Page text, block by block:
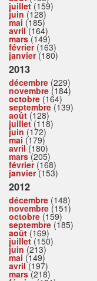
juillet(159)
juin (128)
mai (185)
avril(164)
mars(149)
février(163)
janvier(180)
2013
décembre (229)
novembre (184)
octobre (164)
septembre (139)
août (128)
juillet(118)
juin (172)
mai (179)
avril(180)
mars(205)
février(168)
janvier(153)
2012
décembre (148)
novembre (151)
octobre (159)
septembre (185)
août (169)
juillet(150)
juin (213)
mai (149)
avril(197)
mars(218)